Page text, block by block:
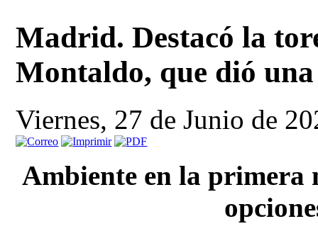
Madrid. Destacó la
Montaldo, que dió
Viernes, 27 de Junio de
Ambiente en la primera